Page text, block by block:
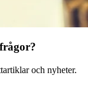
och nyheter.